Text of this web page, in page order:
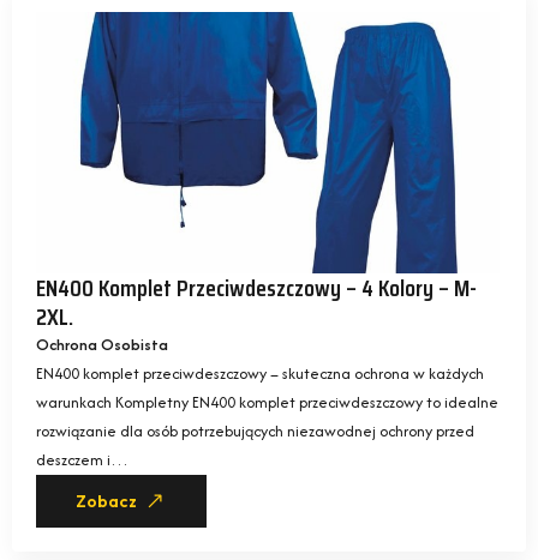
EN400 Komplet Przeciwdeszczowy – 4 Kolory – M-
2XL.
Ochrona Osobista
EN400 komplet przeciwdeszczowy – skuteczna ochrona w każdych
warunkach Kompletny EN400 komplet przeciwdeszczowy to idealne
rozwiązanie dla osób potrzebujących niezawodnej ochrony przed
deszczem i…
Zobacz